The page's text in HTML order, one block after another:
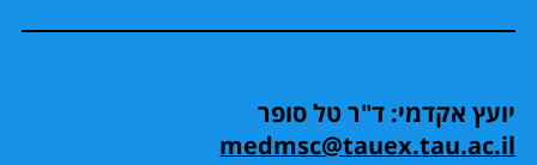
יועץ אקדמי: ד"ר טל סופר
medmsc@tauex.tau.ac.il